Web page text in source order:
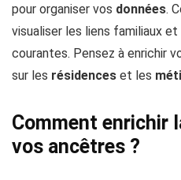
pour organiser vos données.
visualiser les liens familiaux et
courantes. Pensez à enrichir
sur les résidences et les
Comment enrichir
vos ancêtres ?